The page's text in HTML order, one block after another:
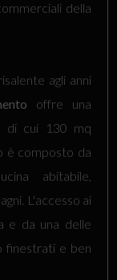
della
agli anni
offre una
di cui 130 mq
è composto da
abitabile,
L'accesso ai
e da una delle
finestrati e ben